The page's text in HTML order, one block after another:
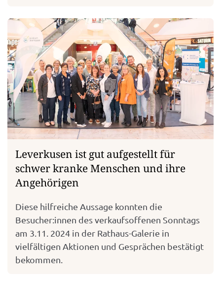
Leverkusen ist gut aufgestellt für
schwer kranke Menschen und ihre
Angehörigen
Diese hilfreiche Aussage konnten die
Besucher:innen des verkaufsoffenen Sonntags
am 3.11. 2024 in der Rathaus-Galerie in
vielfältigen Aktionen und Gesprächen bestätigt
bekommen.